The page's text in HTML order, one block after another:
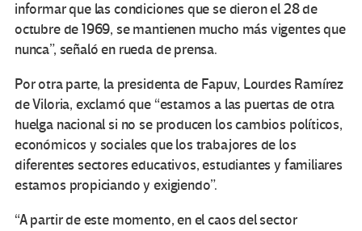
informar que las condiciones que se dieron el 28 de
octubre de 1969, se mantienen mucho más vigentes que
nunca”, señaló en rueda de prensa.
Por otra parte, la presidenta de Fapuv, Lourdes Ramírez
de Viloria, exclamó que “estamos a las puertas de otra
huelga nacional si no se producen los cambios políticos,
económicos y sociales que los trabajores de los
diferentes sectores educativos, estudiantes y familiares
estamos propiciando y exigiendo”.
“A partir de este momento, en el caos del sector